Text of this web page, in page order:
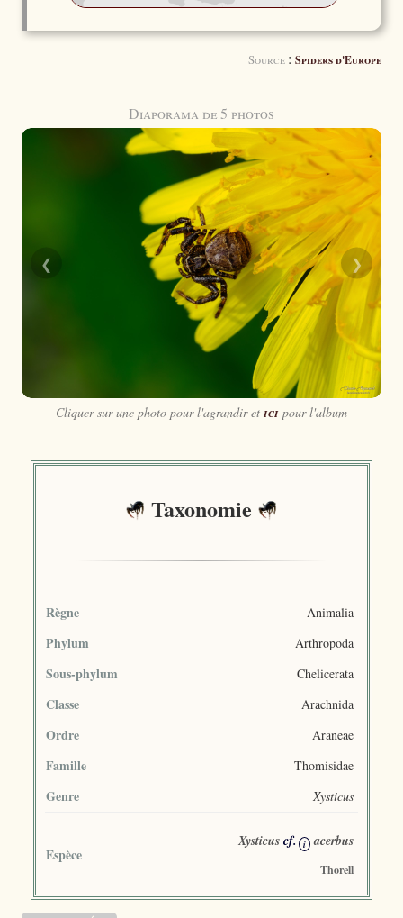
Source : Spiders d'Europe
Diaporama de 5 photos
❮ ❯
Cliquer sur une photo pour l'agrandir et ici pour l'album
Taxonomie
Règne Animalia
Phylum Arthropoda
Sous-phylum Chelicerata
Classe Arachnida
Ordre Araneae
Famille Thomisidae
Genre Xysticus
Espèce
Xysticus cf. i acerbus
Thorell